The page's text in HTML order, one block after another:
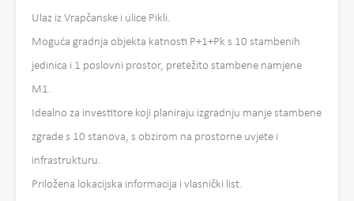
Ulaz iz Vrapčanske i ulice Pikli.
Moguća gradnja objekta katnosti P+1+Pk s 10 stambenih
jedinica i 1 poslovni prostor, pretežito stambene namjene
M1.
Idealno za investitore koji planiraju izgradnju manje stambene
zgrade s 10 stanova, s obzirom na prostorne uvjete i
infrastrukturu.
Priložena lokacijska informacija i vlasnički list.